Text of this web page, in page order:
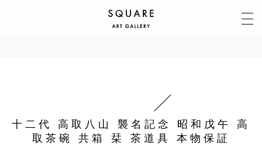
十二代 高取八山 襲名記念 昭和戊午 高
取茶碗 共箱 栞 茶道具 本物保証